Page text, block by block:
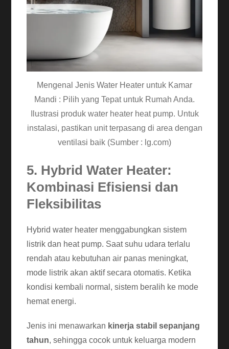
Mengenal Jenis Water Heater untuk Kamar
Mandi : Pilih yang Tepat untuk Rumah Anda.
Ilustrasi produk water heater heat pump. Untuk
instalasi, pastikan unit terpasang di area dengan
ventilasi baik (Sumber : lg.com)
5. Hybrid Water Heater:
Kombinasi Efisiensi dan
Fleksibilitas
Hybrid water heater menggabungkan sistem
listrik dan heat pump. Saat suhu udara terlalu
rendah atau kebutuhan air panas meningkat,
mode listrik akan aktif secara otomatis. Ketika
kondisi kembali normal, sistem beralih ke mode
hemat energi.
Jenis ini menawarkan kinerja stabil sepanjang
tahun, sehingga cocok untuk keluarga modern